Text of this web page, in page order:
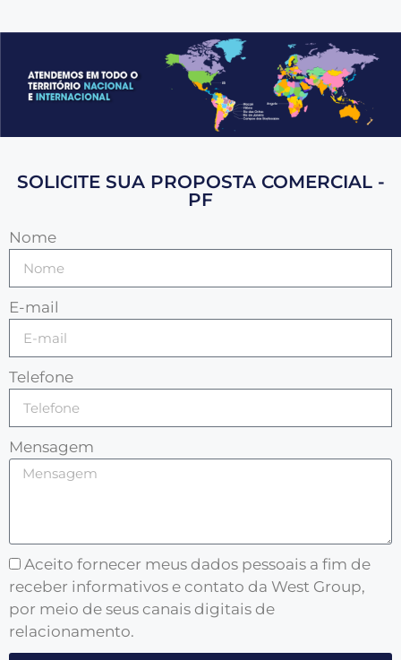
SOLICITE SUA PROPOSTA COMERCIAL -
PF
Nome
E-mail
Telefone
Mensagem
Aceito fornecer meus dados pessoais a fim de
receber informativos e contato da West Group,
por meio de seus canais digitais de
relacionamento.